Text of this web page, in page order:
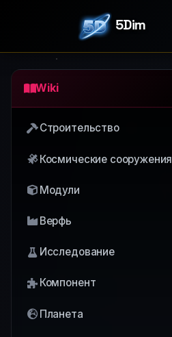
5Dim
Wiki
Строительство
Космические сооружения
Модули
Верфь
Исследование
Компонент
Планета